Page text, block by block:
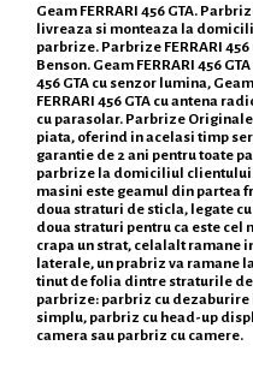
Geam FERRARI 456 GTA.
livreaza si monteaza la
parbrize. Parbrize FERRARI
Benson. Geam FERRARI 456
456 GTA cu senzor lumina,
FERRARI 456 GTA cu antena
cu parasolar. Parbrize
piata, oferind in acelasi timp
garantie de 2 ani pentru toate
parbrize la domiciliul clientului
masini este geamul din partea
doua straturi de sticla, legate
doua straturi pentru ca este cel
crapa un strat, celalalt ramane
laterale, un prabriz va ramane
tinut de folia dintre straturile
parbrize: parbriz cu dezaburire
simplu, parbriz cu head-up
camera sau parbriz cu camere.